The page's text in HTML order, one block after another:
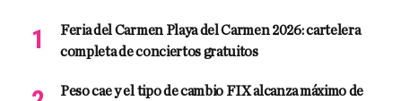
Feria del Carmen Playa del Carmen 2026: cartelera
completa de conciertos gratuitos
Peso cae y el tipo de cambio FIX alcanza máximo de